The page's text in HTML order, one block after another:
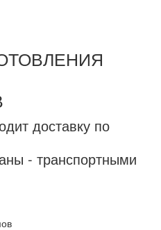
доставку по
- транспортными